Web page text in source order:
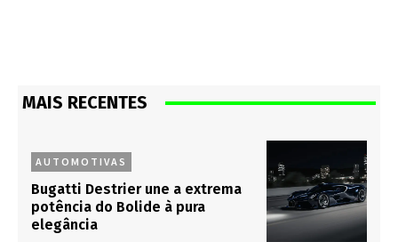
MAIS RECENTES
AUTOMOTIVAS
Bugatti Destrier une a extrema
potência do Bolide à pura
elegância